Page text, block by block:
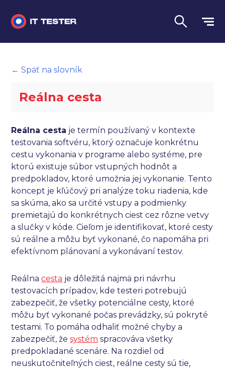
Automatizované testovanie
Performance testing
Interview otázky na pohovor
Slovník
Jazyk
← Späť na slovník
Reálna cesta
Reálna cesta je termín používaný v kontexte
testovania softvéru, ktorý označuje konkrétnu
cestu vykonania v programe alebo systéme, pre
ktorú existuje súbor vstupných hodnôt a
predpokladov, ktoré umožnia jej vykonanie. Tento
koncept je kľúčový pri analýze toku riadenia, kde
sa skúma, ako sa určité vstupy a podmienky
premietajú do konkrétnych ciest cez rôzne vetvy
a slučky v kóde. Cieľom je identifikovať, ktoré cesty
sú reálne a môžu byť vykonané, čo napomáha pri
efektívnom plánovaní a vykonávaní testov.
Reálnacesta je dôležitá najmä pri návrhu
testovacích prípadov, kde testeri potrebujú
zabezpečiť, že všetky potenciálne cesty, ktoré
môžu byť vykonané počas prevádzky, sú pokryté
testami. To pomáha odhaliť možné chyby a
zabezpečiť, žesystém spracováva všetky
predpokladané scenáre. Na rozdiel od
neuskutočniteľných ciest, reálne cesty sú tie,